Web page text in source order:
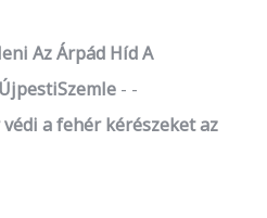
Az Árpád Híd A
-
a fehér kérészeket az